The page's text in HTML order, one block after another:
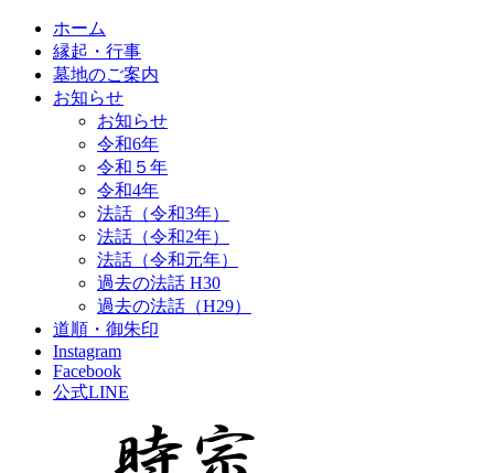
ホーム
縁起・行事
墓地のご案内
お知らせ
お知らせ
令和6年
令和５年
令和4年
法話（令和3年）
法話（令和2年）
法話（令和元年）
過去の法話 H30
過去の法話（H29）
道順・御朱印
Instagram
Facebook
公式LINE